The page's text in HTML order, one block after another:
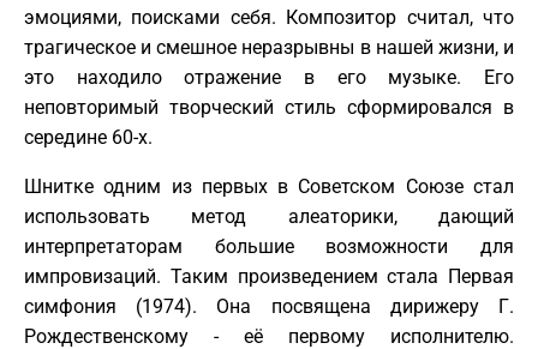
эмоциями, поисками себя. Композитор считал, что
трагическое и смешное неразрывны в нашей жизни, и
это находило отражение в его музыке. Его
неповторимый творческий стиль сформировался в
середине 60-х.
Шнитке одним из первых в Советском Союзе стал
использовать метод алеаторики, дающий
интерпретаторам большие возможности для
импровизаций. Таким произведением стала Первая
симфония (1974). Она посвящена дирижеру Г.
Рождественскому - её первому исполнителю.